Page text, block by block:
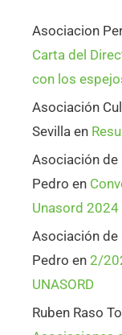
Asociacion
Carta del
con los
Asociación
Sevilla en
Asociación de
Pedro en
Unasord 2024
Asociación de
Pedro en 2/
UNASORD
Ruben Raso